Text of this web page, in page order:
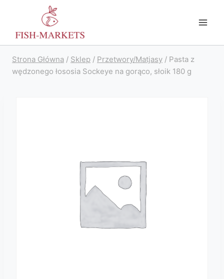
treści
Strona Główna / Sklep / Przetwory/Matjasy / Pasta z
wędzonego łososia Sockeye na gorąco, słoik 180 g